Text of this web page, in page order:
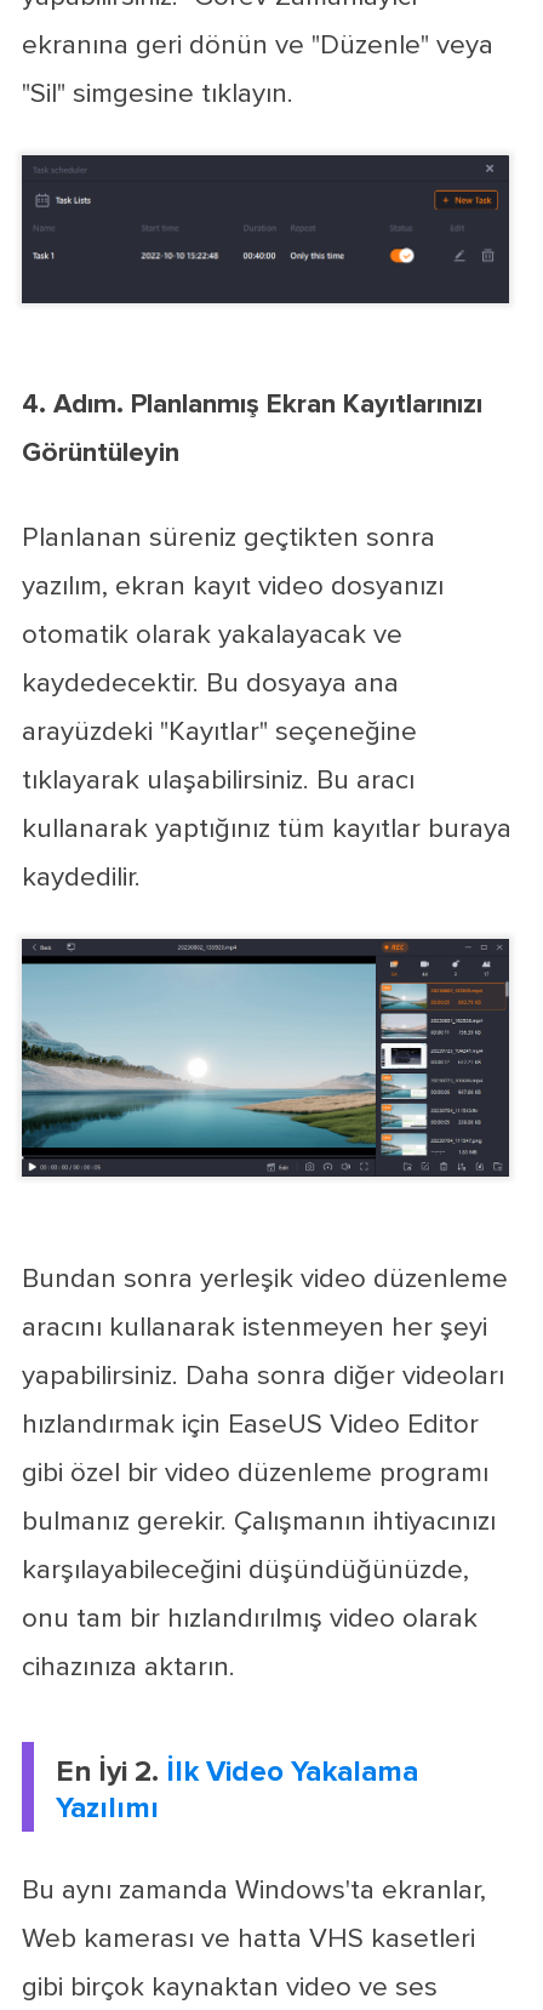
ekranına geri dönün ve "Düzenle" veya
"Sil" simgesine tıklayın.
4. Adım. Planlanmış Ekran Kayıtlarınızı
Görüntüleyin
Planlanan süreniz geçtikten sonra
yazılım, ekran kayıt video dosyanızı
otomatik olarak yakalayacak ve
kaydedecektir. Bu dosyaya ana
arayüzdeki "Kayıtlar" seçeneğine
tıklayarak ulaşabilirsiniz. Bu aracı
kullanarak yaptığınız tüm kayıtlar buraya
kaydedilir.
Bundan sonra yerleşik video düzenleme
aracını kullanarak istenmeyen her şeyi
yapabilirsiniz. Daha sonra diğer videoları
hızlandırmak için EaseUS Video Editor
gibi özel bir video düzenleme programı
bulmanız gerekir. Çalışmanın ihtiyacınızı
karşılayabileceğini düşündüğünüzde,
onu tam bir hızlandırılmış video olarak
cihazınıza aktarın.
En İyi 2.
İlk Video Yakalama
Yazılımı
Bu aynı zamanda Windows'ta ekranlar,
Web kamerası ve hatta VHS kasetleri
gibi birçok kaynaktan video ve ses